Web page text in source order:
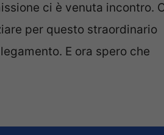
ci è venuta incontro.
per questo straordinario
E ora spero che